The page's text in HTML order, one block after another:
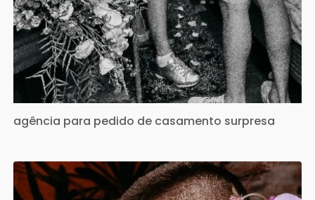
agência para pedido de casamento surpresa